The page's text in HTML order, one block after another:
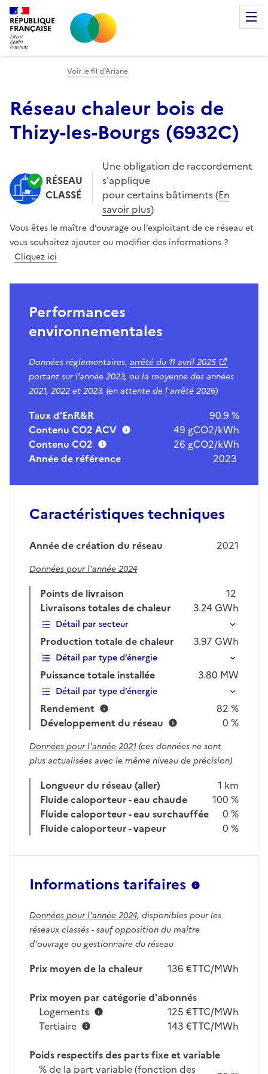
RÉPUBLIQUE
FRANÇAISE
Voir le fil d’Ariane
Réseau chaleur bois de
Thizy-les-Bourgs (6932C)
RÉSEAU
CLASSÉ
Une obligation de raccordement
s'applique
pour certains bâtiments (En
savoir plus)
Vous êtes le maître d’ouvrage ou l’exploitant de ce réseau et
vous souhaitez ajouter ou modifier des informations ?
Cliquez ici
Performances
environnementales
Données réglementaires, arrêté du 11 avril 2025
portant sur l’année 2023, ou la moyenne des années
2021, 2022 et 2023. (en attente de l'arrêté 2026)
Taux d’EnR&R
90.9 %
Contenu CO2 ACV
49 gCO2/kWh
Contenu CO2
26 gCO2/kWh
Année de référence
2023
Caractéristiques techniques
Année de création du réseau 2021
Données pour l'année 2024
Points de livraison
12
Livraisons totales de chaleur
3.24 GWh
Détail par secteur
Production totale de chaleur 3.97 GWh
Détail par type d’énergie
Puissance totale installée 3.80 MW
Détail par type d’énergie
Rendement
82 %
Développement du réseau
0 %
Données pour l'année 2021(ces données ne sont
plus actualisées avec le même niveau de précision)
Longueur du réseau (aller)
1 km
Fluide caloporteur - eau chaude
100 %
Fluide caloporteur - eau surchauffée
0 %
Fluide caloporteur - vapeur
0 %
Informations tarifaires
Données pour l'année 2024, disponibles pour les
réseaux classés - sauf opposition du maître
d'ouvrage ou gestionnaire du réseau
Prix moyen de la chaleur
136 €TTC/MWh
Prix moyen par catégorie d'abonnés
Logements
125 €TTC/MWh
Tertiaire
143 €TTC/MWh
Poids respectifs des parts fixe et variable
% de la part variable (fonction des